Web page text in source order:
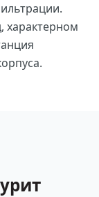
характерном